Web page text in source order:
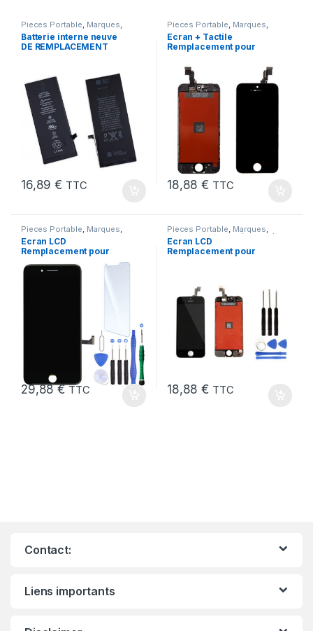
Pieces Portable Marques
Apple iPhone 6s Batteries et
chargeurs,Batteries,Batteries
Apple
Batterie interne neuve
DE REMPLACEMENT
16,89€ TTC
Pieces Portable Marques
Apple iPhone 5C
Ecran + Tactile
Remplacement pour
sur Chassis + Outils
18,88€ TTC
Pieces Portable Marques
Apple iPhone 7 Plus
Ecran LCD
Remplacement pour
+Verre Trempe +Kit
29,88€ TTC
Pieces Portable Marques
Apple iPhone 5 SE (1er Gen)
Ecran LCD
Remplacement pour
18,88€ TTC
Contact:
Liens importants